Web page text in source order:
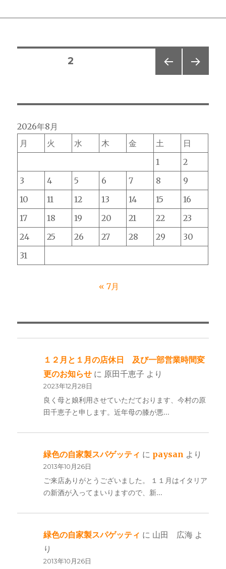
店
に
の
ペ
ジ
送
り
固定ページ2
2026年8月
月
火 水 木 金 土
日
1
2
3
4 5 6 7 8
9
10
11 12 13 14 15
16
17
18 19 20 21 22
23
24
25 26 27 28 29
30
31
« 7月
１２月と１月の店休日 及び一部営業時間変
更のお知らせ に 原田千恵子 より
2023年12月28日
良く母と娘利用させていただております、今村の原
田千恵子と申します。近年母の膝が悪…
緑色の自家製スパゲッティ に paysan より
2013年10月26日
ご来店ありがとうございました。 １１月はイタリア
の新酒が入ってまいりますので、新…
緑色の自家製スパゲッティ に 山田 広海 よ
り
2013年10月26日